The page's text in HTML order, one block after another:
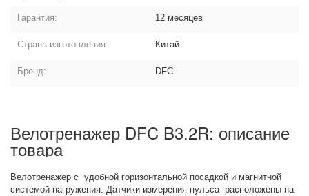
Гарантия: 12 месяцев
Страна изготовления: Китай
Бренд: DFC
Велотренажер DFC B3.2R: описание
товара
Велотренажер с удобной горизонтальной посадкой и магнитной
системой нагружения. Датчики измерения пульса расположены на